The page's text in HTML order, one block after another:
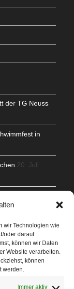
wir Technologien wie
oder darauf
können wir Daten
Website verarbeiten.
können
werden.
Immer aktiv
der TG Neuss
in
20. Juli